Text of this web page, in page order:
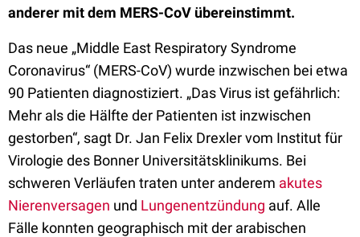
anderer mit dem MERS-CoV übereinstimmt.
Das neue „Middle East Respiratory Syndrome
Coronavirus“ (MERS-CoV) wurde inzwischen bei etwa
90 Patienten diagnostiziert. „Das Virus ist gefährlich:
Mehr als die Hälfte der Patienten ist inzwischen
gestorben“, sagt Dr. Jan Felix Drexler vom Institut für
Virologie des Bonner Universitätsklinikums. Bei
schweren Verläufen traten unter anderem akutes
Nierenversagen und Lungenentzündung auf. Alle
Fälle konnten geographisch mit der arabischen